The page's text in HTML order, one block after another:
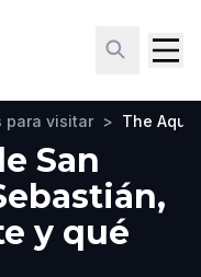
para visitar > The
San
y qué